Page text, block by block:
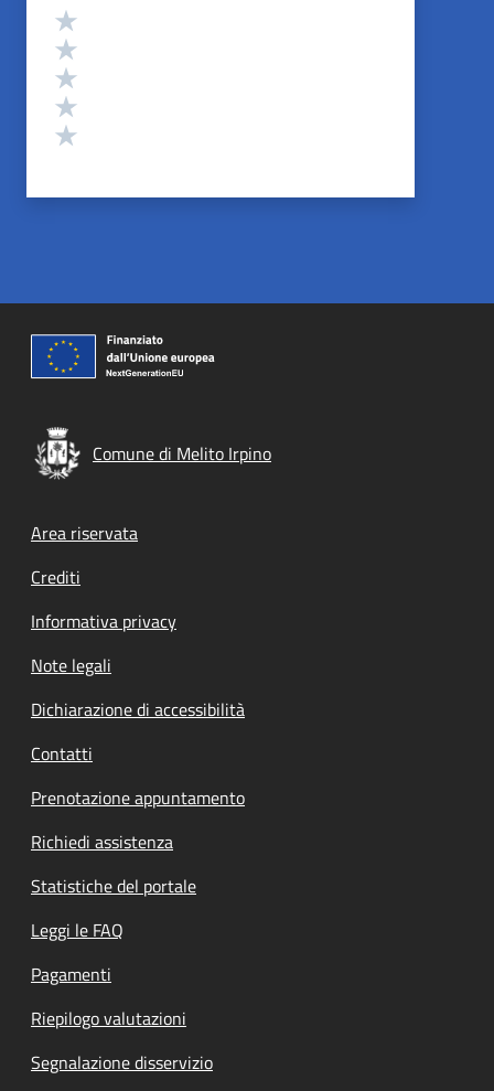
Valutazione
Comune di Melito Irpino
Footer menu
Area riservata
Crediti
Informativa privacy
Note legali
Dichiarazione di accessibilità
Contatti
Prenotazione appuntamento
Richiedi assistenza
Statistiche del portale
Leggi le FAQ
Pagamenti
Riepilogo valutazioni
Segnalazione disservizio